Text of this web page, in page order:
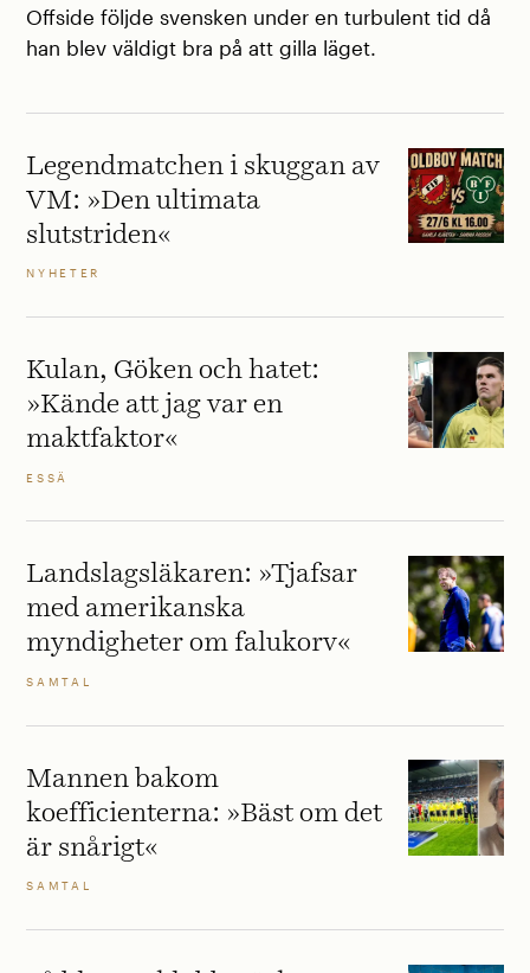
Offside följde svensken under en turbulent tid då
han blev väldigt bra på att gilla läget.
Legendmatchen i skuggan av
VM: »Den ultimata
slutstriden«
NYHETER
Kulan, Göken och hatet:
»Kände att jag var en
maktfaktor«
ESSÄ
Landslagsläkaren: »Tjafsar
med amerikanska
myndigheter om falukorv«
SAMTAL
Mannen bakom
koefficienterna: »Bäst om det
är snårigt«
SAMTAL